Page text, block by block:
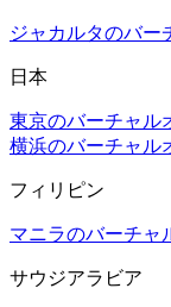
ジャカルタのバー
日本
東京のバーチャル
横浜のバーチャル
フィリピン
マニラのバーチャ
サウジアラビア